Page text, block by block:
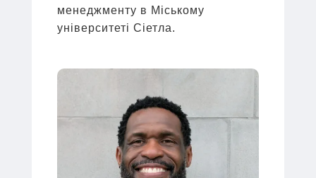
менеджменту в Міському
університеті Сіетла.